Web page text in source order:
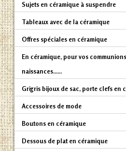
Sujets en céramique à suspendre
Tableaux avec de la céramique
Offres spéciales en céramique
En céramique, pour vos
naissances......
Grigris bijoux de sac, porte clefs en
Accessoires de mode
Boutons en céramique
Dessous de plat en céramique